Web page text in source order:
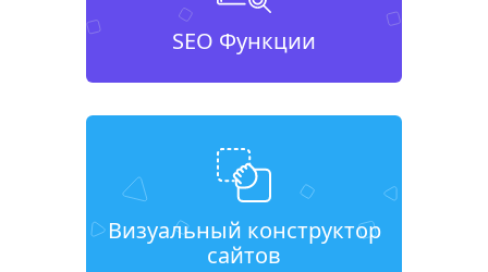
SEO Функции
Визуальный конструктор
сайтов